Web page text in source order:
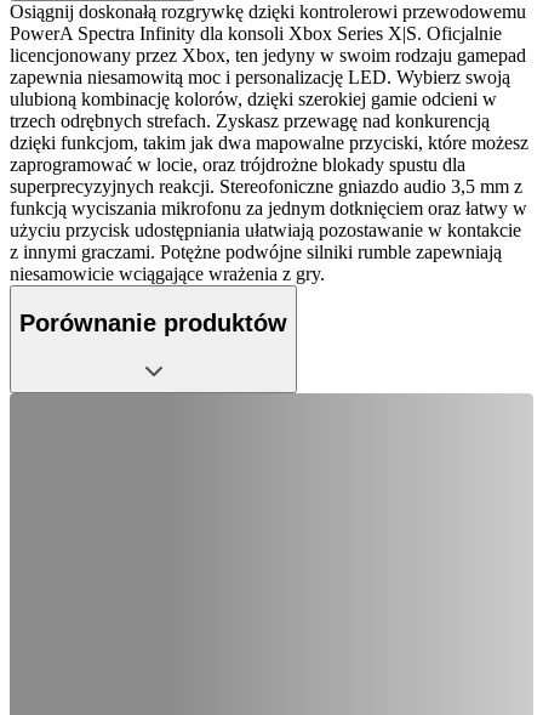
Osiągnij doskonałą rozgrywkę dzięki kontrolerowi przewodowemu
PowerA Spectra Infinity dla konsoli Xbox Series X|S. Oficjalnie
licencjonowany przez Xbox, ten jedyny w swoim rodzaju gamepad
zapewnia niesamowitą moc i personalizację LED. Wybierz swoją
ulubioną kombinację kolorów, dzięki szerokiej gamie odcieni w
trzech odrębnych strefach. Zyskasz przewagę nad konkurencją
dzięki funkcjom, takim jak dwa mapowalne przyciski, które możesz
zaprogramować w locie, oraz trójdrożne blokady spustu dla
superprecyzyjnych reakcji. Stereofoniczne gniazdo audio 3,5 mm z
funkcją wyciszania mikrofonu za jednym dotknięciem oraz łatwy w
użyciu przycisk udostępniania ułatwiają pozostawanie w kontakcie
z innymi graczami. Potężne podwójne silniki rumble zapewniają
niesamowicie wciągające wrażenia z gry.
Porównanie produktów